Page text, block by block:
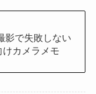
影で失敗しない
カメラメモ